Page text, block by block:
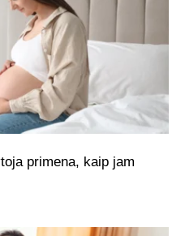
primena, kaip jam